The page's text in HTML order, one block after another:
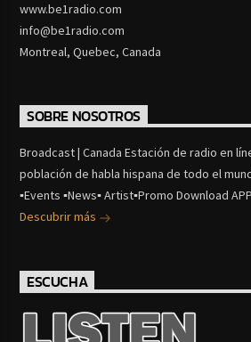
www.be1radio.com
info@be1radio.com
Montreal, Quebec, Canada
SOBRE NOSOTROS
Broadcast | Canada Estación de radio en
población de habla hispana de todo el
▪Events ▪News▪ Artist▪Promo Download
Descubrir más
ESCUCHA